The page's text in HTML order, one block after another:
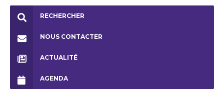
RECHERCHER
NOUS CONTACTER
ACTUALITÉ
AGENDA